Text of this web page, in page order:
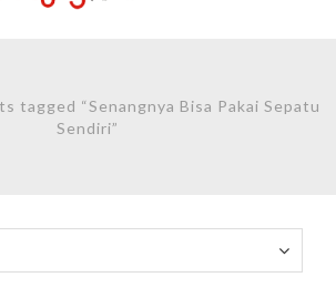
“Senangnya Bisa Pakai Sepatu
Sendiri”